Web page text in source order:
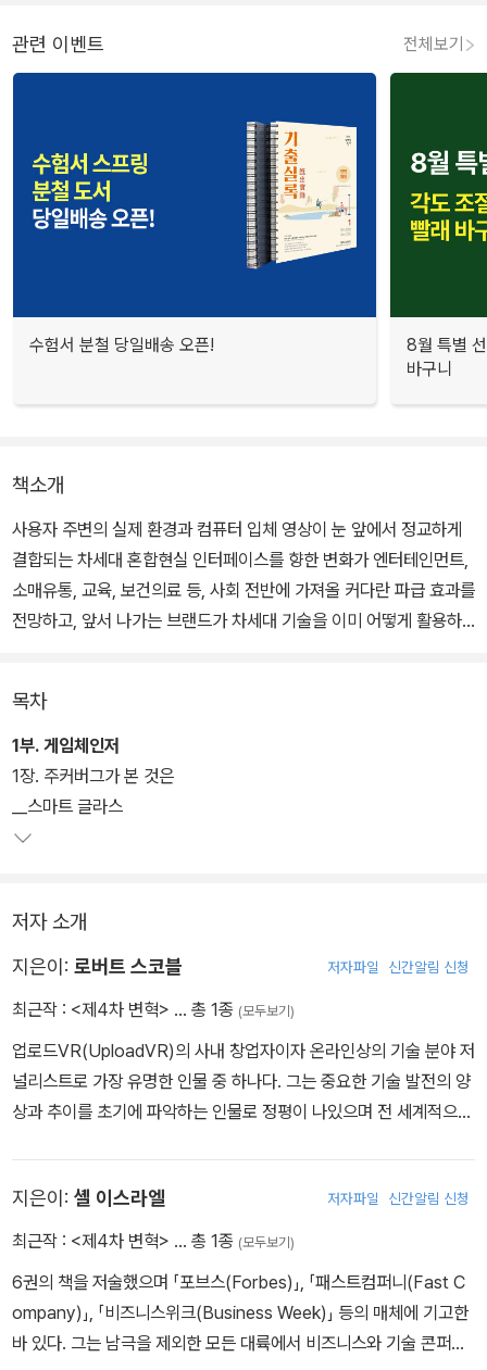
관련 이벤트 전체보기
수험서 분철 당일배송 오픈!
8월 특별
바구니
책소개
사용자 주변의 실제 환경과 컴퓨터 입체 영상이 눈 앞에서 정교하게
결합되는 차세대 혼합현실 인터페이스를 향한 변화가 엔터테인먼트,
소매유통, 교육, 보건의료 등, 사회 전반에 가져올 커다란 파급 효과를
전망하고, 앞서 나가는 브랜드가 차세대 기술을 이미 어떻게 활용하
목차
1부. 게임체인저
1장. 주커버그가 본 것은
__스마트 글라스
저자 소개
지은이: 로버트 스코블 저자파일 신간알림 신청
최근작 : <제4차 변혁> … 총 1종 (모두보기)
업로드VR(UploadVR)의 사내 창업자이자 온라인상의 기술 분야 저
널리스트로 가장 유명한 인물 중 하나다. 그는 중요한 기술 발전의 양
상과 추이를 초기에 파악하는 인물로 정평이 나있으며 전 세계적으로
지은이: 셸 이스라엘 저자파일 신간알림 신청
최근작 : <제4차 변혁> … 총 1종 (모두보기)
6권의 책을 저술했으며 「포브스(Forbes)」, 「패스트컴퍼니(Fast C
ompany)」, 「비즈니스위크(Business Week)」 등의 매체에 기고한
바 있다. 그는 남극을 제외한 모든 대륙에서 비즈니스와 기술 콘퍼런